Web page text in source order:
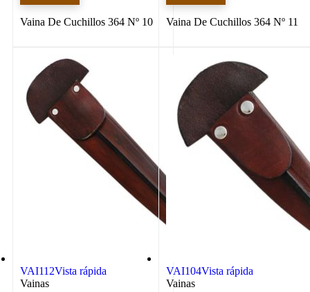
Vaina De Cuchillos 364 Nº 10 Vaina De Cuchillos 364 Nº 11
VAI112Vista rápida
Vainas
VAI104Vista rápida
Vainas